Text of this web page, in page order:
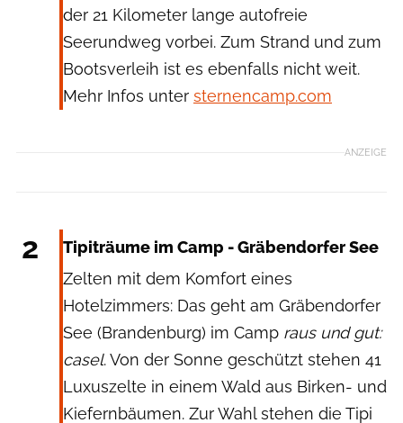
der 21 Kilometer lange autofreie
Seerundweg vorbei. Zum Strand und zum
Bootsverleih ist es ebenfalls nicht weit.
Mehr Infos unter sternencamp.com
ANZEIGE
2
Tipiträume im Camp - Gräbendorfer See
Zelten mit dem Komfort eines
Hotelzimmers: Das geht am Gräbendorfer
See (Brandenburg) im Camp raus und gut:
casel. Von der Sonne geschützt stehen 41
Luxuszelte in einem Wald aus Birken- und
Kiefernbäumen. Zur Wahl stehen die Tipi